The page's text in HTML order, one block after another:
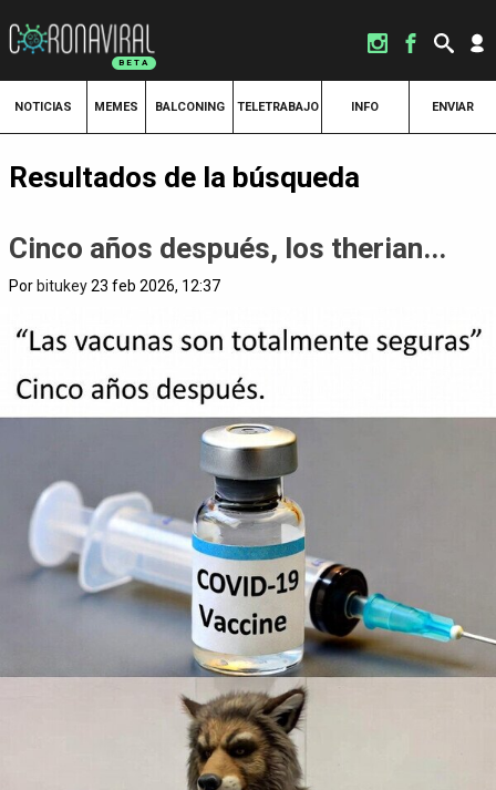
NOTICIAS MEMES BALCONING TELETRABAJO INFO ENVIAR
Resultados de la búsqueda
Cinco años después, los therian...
Por bitukey23 feb 2026, 12:37